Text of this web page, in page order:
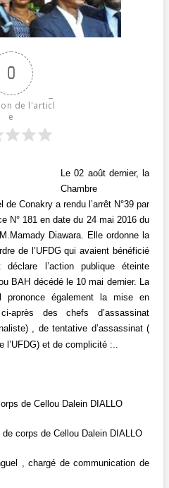
0
de l'articl
e
Le 02 août dernier, la
Chambre
de Conakry a rendu l’arrêt N°39 par
N° 181 en date du 24 mai 2016 du
Diawara. Elle ordonne la
de l’UFDG qui avaient bénéficié
l’action publique éteinte
BAH décédé le 10 mai dernier. La
prononce également la mise en
après des chefs d’assassinat
, de tentative d’assassinat (
et de complicité :..
de Cellou Dalein DIALLO
corps de Cellou Dalein DIALLO
, chargé de communication de